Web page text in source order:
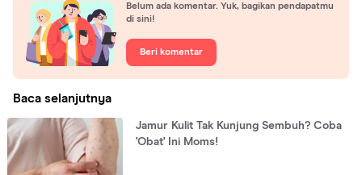
Belum ada komentar. Yuk, bagikan pendapatmu
di sini!
Beri komentar
Baca selanjutnya
Jamur Kulit Tak Kunjung Sembuh? Coba
'Obat' Ini Moms!